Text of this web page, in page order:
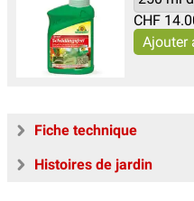
CHF
Fiche technique
Histoires de jardin